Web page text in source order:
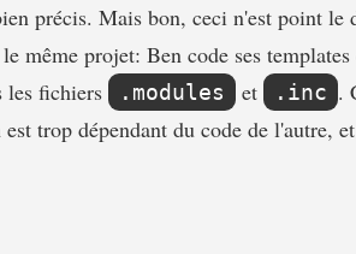
précis. Mais bon, ceci n'est point le
même projet: Ben code ses
les fichiers
.modules et .inc .
trop dépendant du code de l'autre,